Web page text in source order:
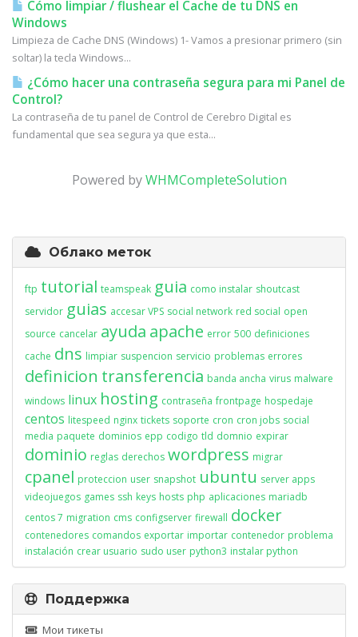
Cómo limpiar / flushear el Cache de tu DNS en
Windows
Limpieza de Cache DNS (Windows) 1- Vamos a presionar primero (sin
soltar) la tecla Windows...
¿Cómo hacer una contraseña segura para mi Panel de
Control?
La contraseña de tu panel de Control de Cerebro Digital es
fundamental que sea segura ya que esta...
Powered byWHMCompleteSolution
Облако меток
ftp tutorial teamspeak guia como instalar shoutcast
servidor guias accesar VPS social network red social open
source cancelar ayuda apache error 500 definiciones
cache dns limpiar suspencion servicio problemas errores
definicion transferencia banda ancha virus malware
windows linux hosting contraseña frontpage hospedaje
centos litespeed nginx tickets soporte cron cron jobs social
media paquete dominios epp codigo tld domnio expirar
dominio reglas derechos wordpress migrar
cpanel proteccion user snapshot ubuntu server apps
videojuegos games ssh keys hosts php aplicaciones mariadb
centos 7 migration cms configserver firewall docker
contenedores comandos exportar importar contenedor problema
instalación crear usuario sudo user python3 instalar python
Поддержка
Мои тикеты